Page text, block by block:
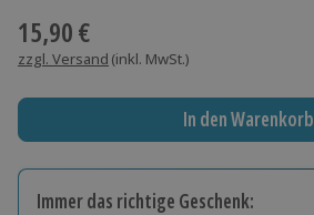
15,90 €
zzgl. Versand (inkl. MwSt.)
In den Warenkorb
Immer das richtige Geschenk: